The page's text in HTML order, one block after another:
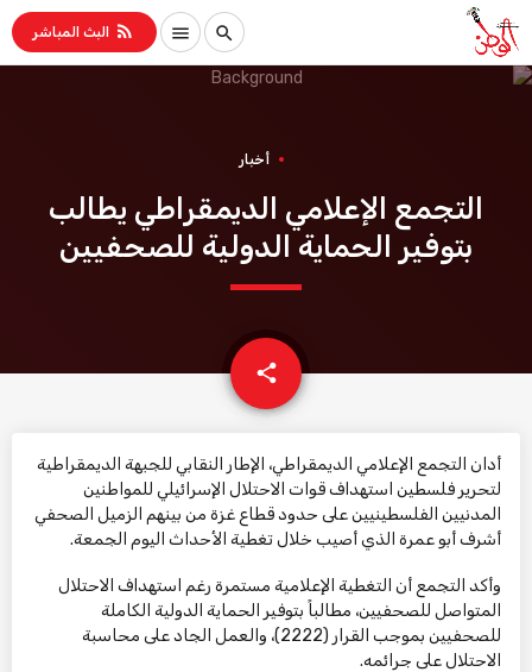
search
menu
rss_feed البث المباشر
أخبار
التجمع الإعلامي الديمقراطي يطالب
بتوفير الحماية الدولية للصحفيين
share
email
أدان التجمع الإعلامي الديمقراطي، الإطار النقابي للجبهة الديمقراطية
لتحرير فلسطين استهداف قوات الاحتلال الإسرائيلي للمواطنين
المدنيين الفلسطينيين على حدود قطاع غزة من بينهم الزميل الصحفي
أشرف أبو عمرة الذي أصيب خلال تغطية الأحداث اليوم الجمعة.
وأكد التجمع أن التغطية الإعلامية مستمرة رغم استهداف الاحتلال
المتواصل للصحفيين، مطالباً بتوفير الحماية الدولية الكاملة
للصحفيين بموجب القرار (2222)، والعمل الجاد على محاسبة
الاحتلال على جرائمه.